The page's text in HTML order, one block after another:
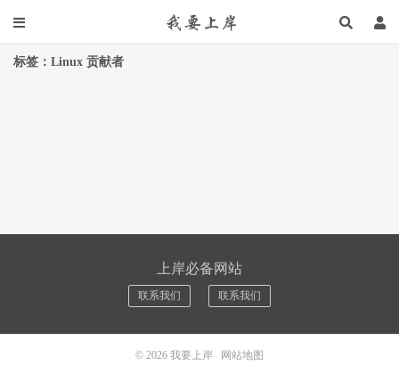
标签：Linux 贡献者
上岸必备网站
联系我们 联系我们
© 2026 我要上岸 网站地图